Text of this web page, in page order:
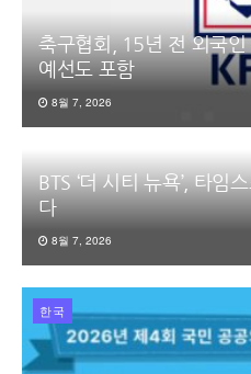
축구협회, 15년 전 외국
예선도 포함
8월 7, 2026
BTS ‘더 시티 뉴욕’, 타임
다
8월 7, 2026
한국